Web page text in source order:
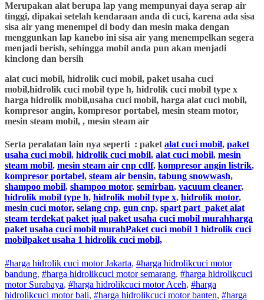
Merupakan alat berupa lap yang mempunyai daya serap air
tinggi, dipakai setelah kendaraan anda di cuci, karena ada sisa
sisa air yang menempel di body dan mesin maka dengan
menggunkan lap kanebo ini sisa air yang menempelkan segera
menjadi berish, sehingga mobil anda pun akan menjadi
kinclong dan bersih
alat cuci mobil, hidrolik cuci mobil, paket usaha cuci
mobil,hidrolik cuci mobil type h, hidrolik cuci mobil type x
harga hidrolik mobil,usaha cuci mobil, harga alat cuci mobil,
kompresor angin, kompresor portabel, mesin steam motor,
mesin steam mobil, , mesin steam air
Serta peralatan lain nya seperti : paket alat cuci mobil, paket
usaha cuci mobil, hidrolik cuci mobil, alat cuci mobil, mesin
steam mobil, mesin steam air cnp cdlf, kompresor angin listrik,
kompresor portabel, steam air bensin, tabung snowwash,
shampoo mobil, shampoo motor, semirban, vacuum cleaner,
hidrolik mobil type h, hidrolik mobil type x, hidrolik motor,
mesin cuci motor, selang cnp, gun cnp, spart part paket alat
steam terdekat paket jual paket usaha cuci mobil murahharga
paket usaha cuci mobil murahPaket cuci mobil 1 hidrolik cuci
mobilpaket usaha 1 hidrolik cuci mobil,
#harga hidrolik cuci motor Jakarta, #harga hidrolikcuci motor
bandung, #harga hidrolikcuci motorsemarang, #harga hidrolikcuci
motorSurabaya, #harga hidrolikcuci motorAceh, #harga
hidrolikcuci motorbali, #harga hidrolikcuci motorbanten, #harga